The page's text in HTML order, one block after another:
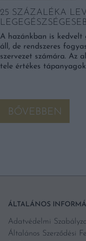
25 SZÁZALÉKA
A hazánkban is kedvelt
áll, de rendszeres
szervezet számára. Az
tele értékes
BŐVEBBEN
ÁLTALÁNOS
Adatvédelmi
Általános Szerződési